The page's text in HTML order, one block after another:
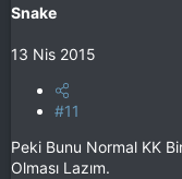
Snake
13 Nis 2015
#11
Peki Bunu Normal KK
Olması Lazım.